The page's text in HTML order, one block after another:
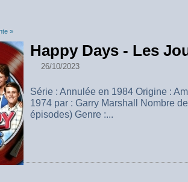
»
Happy Days - Les
26/10/2023
Série : Annulée en 1984 Origine :
1974 par : Garry Marshall Nombre
épisodes) Genre :...